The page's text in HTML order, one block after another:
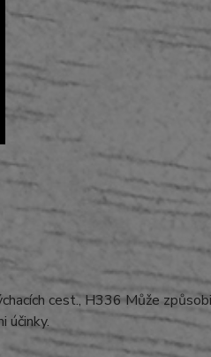
cest., H336 Může
účinky.